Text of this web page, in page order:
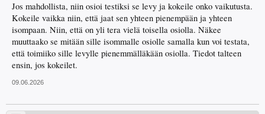
Jos mahdollista, niin osioi testiksi se levy ja kokeile onko vaikutusta.
Kokeile vaikka niin, että jaat sen yhteen pienempään ja yhteen
isompaan. Niin, että on yli tera vielä toisella osiolla. Näkee
muuttaako se mitään sille isommalle osiolle samalla kun voi testata,
että toimiiko sille levylle pienemmälläkään osiolla. Tiedot talteen
ensin, jos kokeilet.
09.06.2026